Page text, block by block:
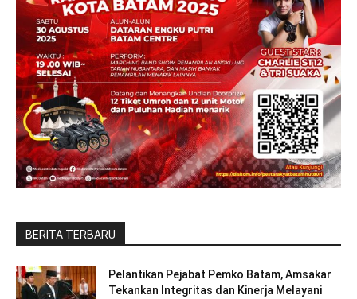
BERITA TERBARU
Pelantikan Pejabat Pemko Batam, Amsakar
Tekankan Integritas dan Kinerja Melayani